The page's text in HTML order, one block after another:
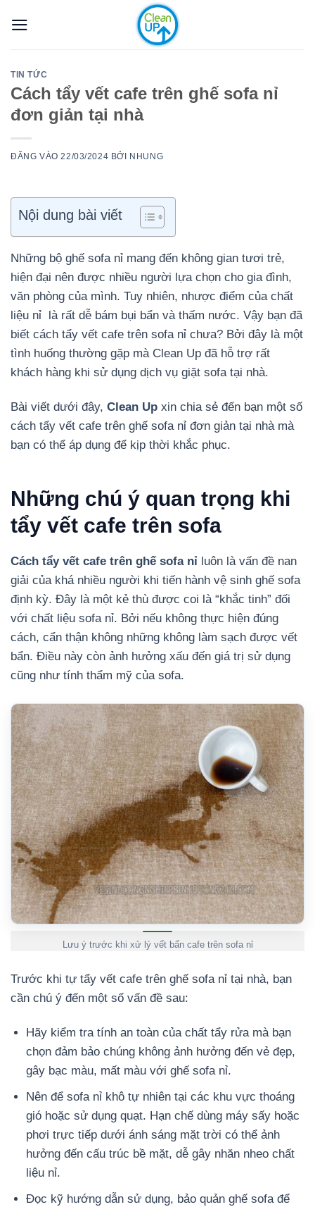
qua
TIN TỨC
Cách tẩy vết cafe trên ghế sofa nỉ
đơn giản tại nhà
ĐĂNG VÀO22/03/2024 BỞI NHUNG
Nội dung bài viết
Những bộ ghế sofa nỉ mang đến không gian tươi trẻ,
hiện đại nên được nhiều người lựa chọn cho gia đình,
văn phòng của mình. Tuy nhiên, nhược điểm của chất
liệu nỉ là rất dễ bám bụi bẩn và thấm nước. Vậy bạn đã
biết cách tẩy vết cafe trên sofa nỉ chưa? Bởi đây là một
tình huống thường gặp mà Clean Up đã hỗ trợ rất
khách hàng khi sử dụng dịch vụ giặt sofa tại nhà.
Bài viết dưới đây, Clean Up xin chia sẻ đến bạn một số
cách tẩy vết cafe trên ghế sofa nỉ đơn giản tại nhà mà
bạn có thể áp dụng để kịp thời khắc phục.
Những chú ý quan trọng khi
tẩy vết cafe trên sofa
Cách tẩy vết cafe trên ghế sofa nỉ luôn là vấn đề nan
giải của khá nhiều người khi tiến hành vệ sinh ghế sofa
định kỳ. Đây là một kẻ thù được coi là “khắc tinh” đối
với chất liệu sofa nỉ. Bởi nếu không thực hiện đúng
cách, cẩn thận không những không làm sạch được vết
bẩn. Điều này còn ảnh hưởng xấu đến giá trị sử dụng
cũng như tính thẩm mỹ của sofa.
Lưu ý trước khi xử lý vết bẩn cafe trên sofa nỉ
Trước khi tự tẩy vết cafe trên ghế sofa nỉ tại nhà, bạn
cần chú ý đến một số vấn đề sau:
Hãy kiểm tra tính an toàn của chất tẩy rửa mà bạn
chọn đảm bảo chúng không ảnh hưởng đến vẻ đẹp,
gây bạc màu, mất màu với ghế sofa nỉ.
Nên để sofa nỉ khô tự nhiên tại các khu vực thoáng
gió hoặc sử dụng quạt. Hạn chế dùng máy sấy hoặc
phơi trực tiếp dưới ánh sáng mặt trời có thể ảnh
hưởng đến cấu trúc bề mặt, dễ gây nhăn nheo chất
liệu nỉ.
Đọc kỹ hướng dẫn sử dụng, bảo quản ghế sofa để